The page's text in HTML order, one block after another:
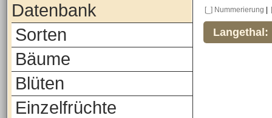
Datenbank
Sorten
Bäume
Blüten
Einzelfrüchte
[_] Nummerierung
Langethal: